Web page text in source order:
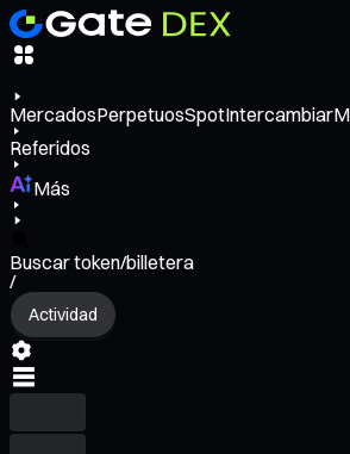
MercadosPerpetuosSpotIntercambiar
Referidos
Más
Buscar token/billetera
/
Actividad